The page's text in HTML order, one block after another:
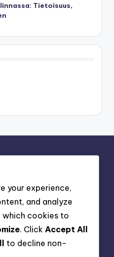
Tietoisuus,
your experience,
and analyze
which cookies to
. Click Accept All
to decline non-